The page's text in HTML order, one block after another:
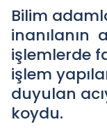
Bilim
inanılanın
işlemlerde
işlem
duyulan
koydu.